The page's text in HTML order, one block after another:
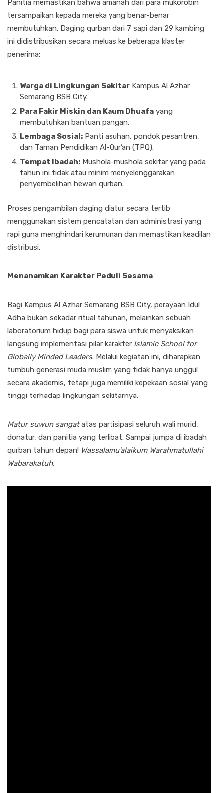
Panitia memastikan bahwa amanah dari para mukorobin
tersampaikan kepada mereka yang benar-benar
membutuhkan. Daging qurban dari 7 sapi dan 29 kambing
ini didistribusikan secara meluas ke beberapa klaster
penerima:
Warga di Lingkungan Sekitar Kampus Al Azhar
Semarang BSB City.
Para Fakir Miskin dan Kaum Dhuafa yang
membutuhkan bantuan pangan.
Lembaga Sosial: Panti asuhan, pondok pesantren,
dan Taman Pendidikan Al-Qur’an (TPQ).
Tempat Ibadah: Mushola-mushola sekitar yang pada
tahun ini tidak atau minim menyelenggarakan
penyembelihan hewan qurban.
Proses pengambilan daging diatur secara tertib
menggunakan sistem pencatatan dan administrasi yang
rapi guna menghindari kerumunan dan memastikan keadilan
distribusi.
Menanamkan Karakter Peduli Sesama
Bagi Kampus Al Azhar Semarang BSB City, perayaan Idul
Adha bukan sekadar ritual tahunan, melainkan sebuah
laboratorium hidup bagi para siswa untuk menyaksikan
langsung implementasi pilar karakter Islamic School for
Globally Minded Leaders. Melalui kegiatan ini, diharapkan
tumbuh generasi muda muslim yang tidak hanya unggul
secara akademis, tetapi juga memiliki kepekaan sosial yang
tinggi terhadap lingkungan sekitarnya.
Matur suwun sangatatas partisipasi seluruh wali murid,
donatur, dan panitia yang terlibat. Sampai jumpa di ibadah
qurban tahun depan! Wassalamu’alaikum Warahmatullahi
Wabarakatuh.